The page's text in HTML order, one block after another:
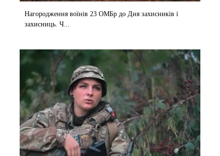
Нагородження воїнів 23 ОМБр до Дня захисників і
захисниць. Ч...